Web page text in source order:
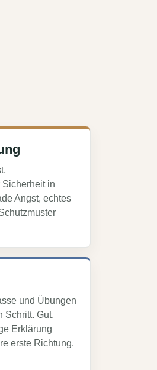
Sicherheit in
Angst, echtes
und Übungen
Schritt. Gut,
Erklärung
erste Richtung.